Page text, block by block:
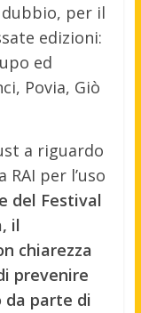
dubbio, per il
edizioni:
ed
Povia, Giò
a riguardo
per l’uso
del Festival
il
chiarezza
prevenire
da parte di